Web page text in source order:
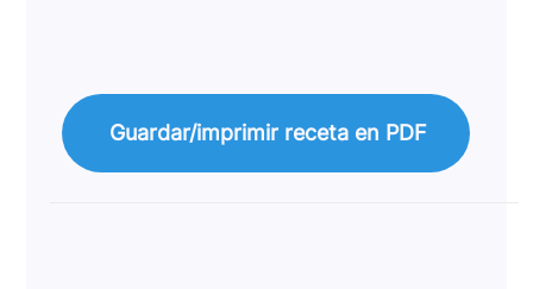
Guardar/imprimir receta en PDF